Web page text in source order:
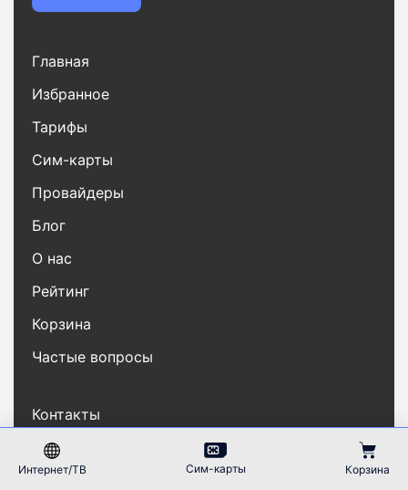
Интернет/ТВ Сим-карты Корзина
Главная
Избранное
Тарифы
Сим-карты
Провайдеры
Блог
О нас
Рейтинг
Корзина
Частые вопросы
Контакты
Карта сайта